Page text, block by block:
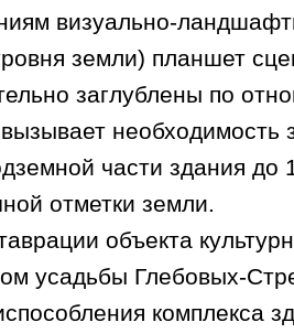
визуально-
земли) планшет
заглублены по
необходимость
части здания до
отметки земли.
объекта
усадьбы Глебовых-
комплекса